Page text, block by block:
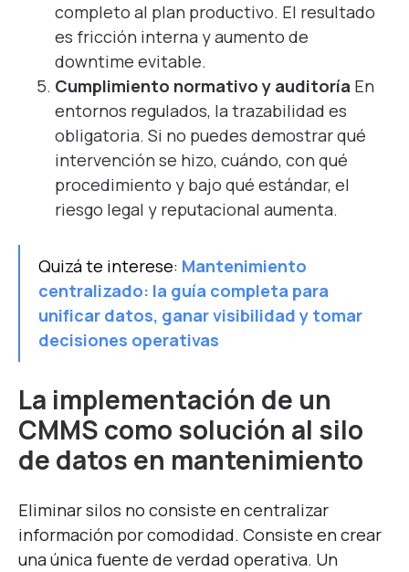
completo al plan productivo. El resultado
es fricción interna y aumento de
downtime evitable.
Cumplimiento normativo y auditoría En
entornos regulados, la trazabilidad es
obligatoria. Si no puedes demostrar qué
intervención se hizo, cuándo, con qué
procedimiento y bajo qué estándar, el
riesgo legal y reputacional aumenta.
Quizá te interese: Mantenimiento
centralizado: la guía completa para
unificar datos, ganar visibilidad y tomar
decisiones operativas
La implementación de un
CMMS como solución al silo
de datos en mantenimiento
Eliminar silos no consiste en centralizar
información por comodidad. Consiste en crear
una única fuente de verdad operativa. Un